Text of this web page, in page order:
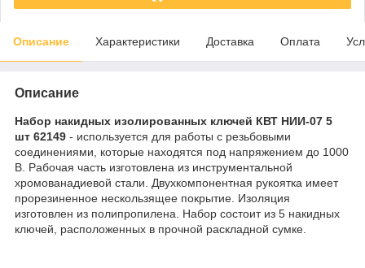
Описание Характеристики Доставка Оплата
Описание
Набор накидных изолированных ключей КВТ НИИ-07 5
шт 62149 - используется для работы с резьбовыми
соединениями, которые находятся под напряжением до 1000
В. Рабочая часть изготовлена из инструментальной
хромованадиевой стали. Двухкомпонентная рукоятка имеет
прорезиненное нескользящее покрытие. Изоляция
изготовлен из полипропилена. Набор состоит из 5 накидных
ключей, расположенных в прочной раскладной сумке.